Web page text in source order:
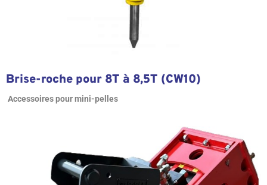
Brise-roche pour 8T à 8,5T (CW10)
Accessoires pour mini-pelles